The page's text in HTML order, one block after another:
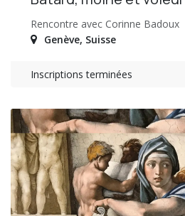
Rencontre avec Corinne Badoux
Genève, Suisse
Inscriptions terminées